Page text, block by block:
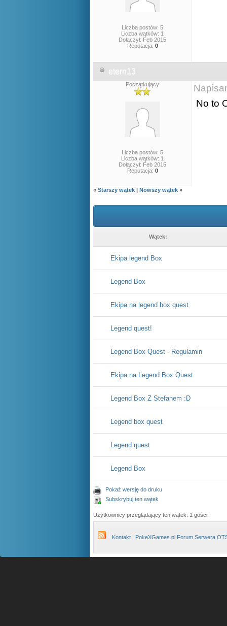
Liczba postów: 5
Liczba wątków: 1
Dołączył: Feb 2015
Reputacja: 0
etern13
Początkujący
Liczba postów: 5
Liczba wątków: 1
Dołączył: Feb 2015
Reputacja: 0
No to
« Starszy wątek | Nowszy wątek »
Wątek:
Ekipa legend Box
Legend Box
Ekipa na legend box quest
Legend quest!
Legend Box Quest - Regulamin
Ekipa na Legend Box Quest
Legend Box Z Stefanem :D
Legend box quest
Legend quest
Legend Box
Pokaż wersję do druku
Subskrybuj ten wątek
Użytkownicy przeglądający ten wątek: 1 gości
Kontakt PokeXGames.pl Forum Serwera